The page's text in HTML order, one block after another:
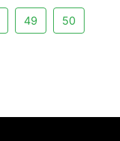
49 50